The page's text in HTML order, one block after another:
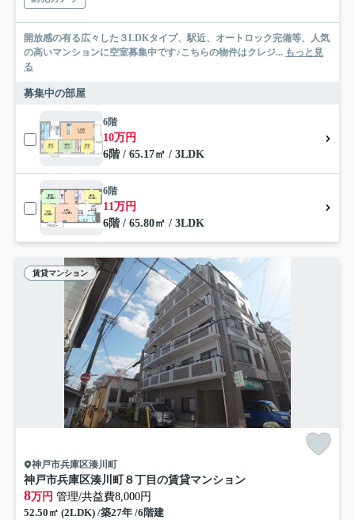
開放感の有る広々した３LDKタイプ、駅近、オートロック完備等、人気
の高いマンションに空室募集中です♪こちらの物件はクレジ... もっと見
る
募集中の部屋
6階
10万円
6階 / 65.17㎡ / 3LDK
6階
11万円
6階 / 65.80㎡ / 3LDK
賃貸マンション
神戸市兵庫区湊川町
神戸市兵庫区湊川町８丁目の賃貸マンション
8万円 管理/共益費8,000円
52.50㎡ (2LDK) /築27年 /6階建